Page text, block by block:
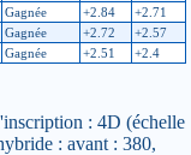
Gagnée +2.84
+2.71
Gagnée +2.72
+2.57
Gagnée +2.51 +2.4
: 4D (échelle
: avant : 380,